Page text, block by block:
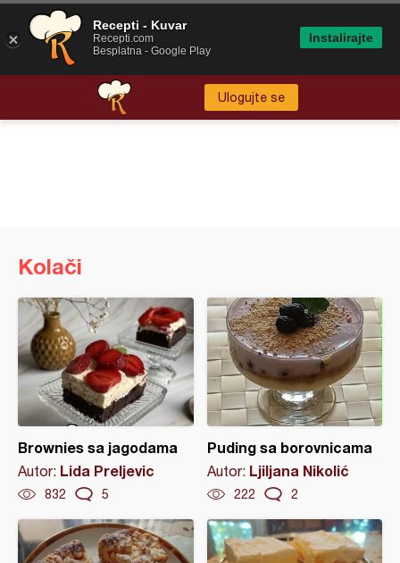
Ulogujte se
Kolači
Brownies sa jagodama
Autor: Lida Preljevic
832 5
Puding sa borovnicama
Autor: Ljiljana Nikolić
222 2
Recepti - Kuvar
Recepti.com
Besplatna - Google Play
Instalirajte